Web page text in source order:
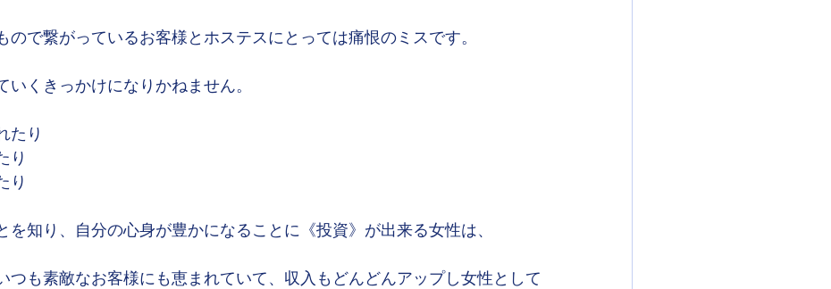
ので繋がっているお客様とホステスにとっては痛恨のミスです。
いくきっかけになりかねません。
たり
り
り
を知り、自分の心身が豊かになることに《投資》が出来る女性は、
つも素敵なお客様にも恵まれていて、収入もどんどんアップし女性として